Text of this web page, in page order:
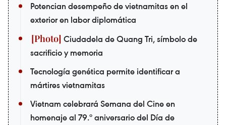
Potencian desempeño de vietnamitas en el
exterior en labor diplomática
Ciudadela de Quang Tri, símbolo de
sacrificio y memoria
Tecnología genética permite identificar a
mártires vietnamitas
Vietnam celebrará Semana del Cine en
homenaje al 79.º aniversario del Día de